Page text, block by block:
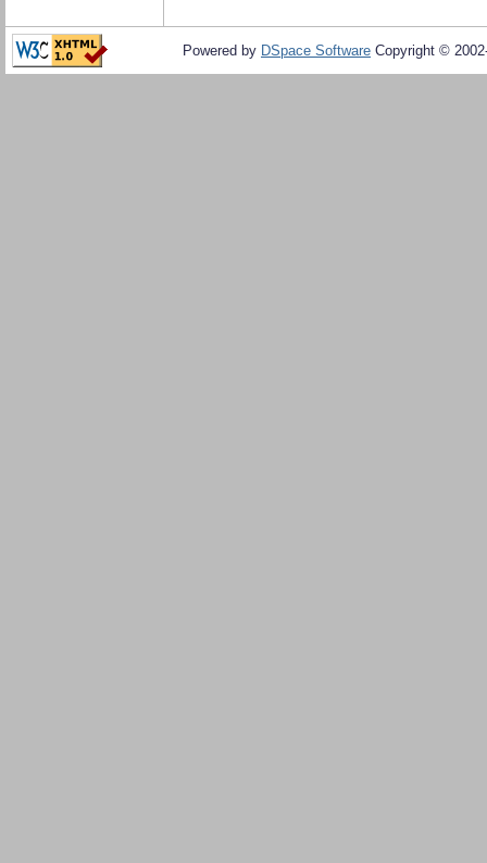
Powered by DSpace Software Copyright ©